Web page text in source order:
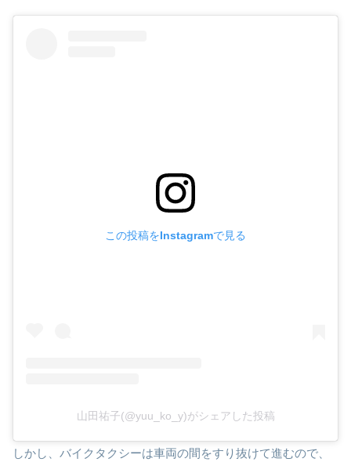
この投稿をInstagramで見る
山田祐子(@yuu_ko_y)がシェアした投稿
しかし、バイクタクシーは車両の間をすり抜けて進むので、